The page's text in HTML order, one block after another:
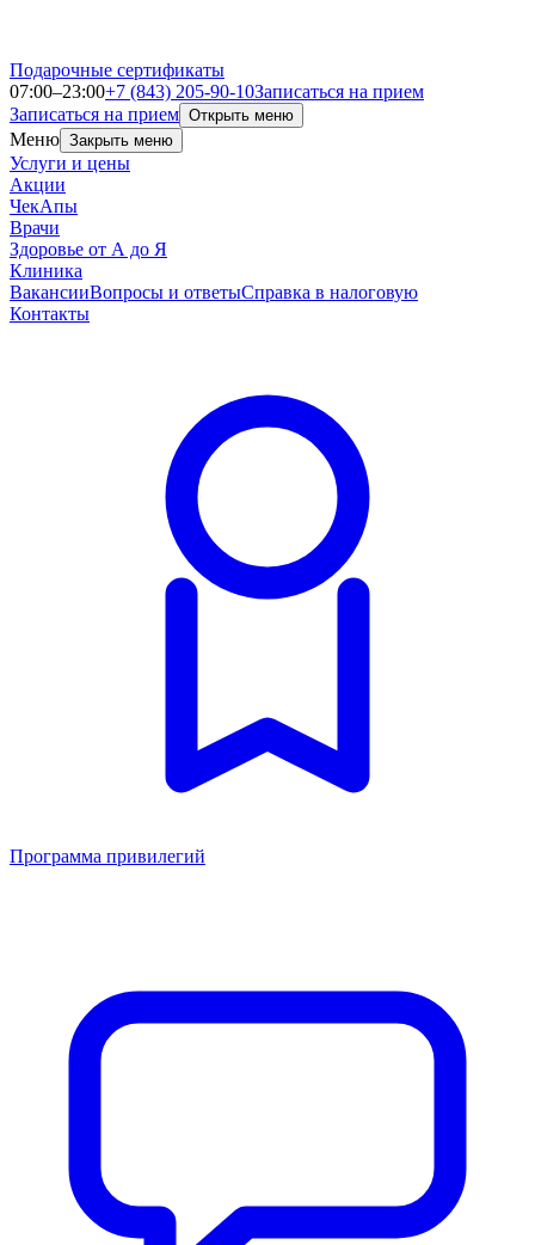
Подарочные сертификаты
07:00–23:00+7 (843) 205-90-10Записаться на прием
Записаться на прием Открыть меню
Меню Закрыть меню
Услуги и цены
Акции
ЧекАпы
Врачи
Здоровье от А до Я
Клиника
ВакансииВопросы и ответыСправка в налоговую
Контакты
Программа привилегий